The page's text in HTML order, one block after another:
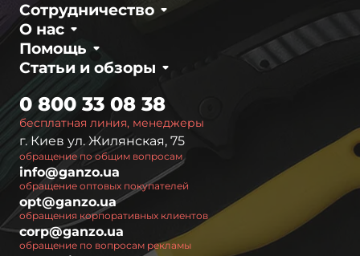
О нас
Сотрудничество
Статьи и обзоры
Помощь
бесплатная линия, менеджеры
0 800 33 08 38
г. Киев ул. Жилянская, 75
обращение по общим вопросам
info@ganzo.ua
обращение оптовых покупателей
opt@ganzo.ua
обращения корпоративных клиентов
corp@ganzo.ua
обращение по вопросам рекламы